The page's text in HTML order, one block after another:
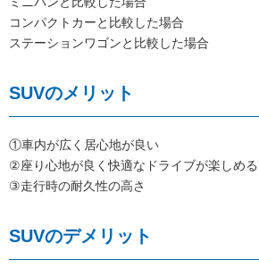
コンパクトカーと比較した場合
ステーションワゴンと比較した場合
SUVのメリット
①車内が広く居心地が良い
②座り心地が良く快適なドライブが楽しめる
③走行時の耐久性の高さ
SUVのデメリット